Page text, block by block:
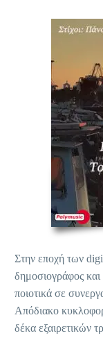
Στην εποχή των
δημοσιογράφος και
ποιοτικά σε
Απόδιακο
δέκα εξαιρετικών